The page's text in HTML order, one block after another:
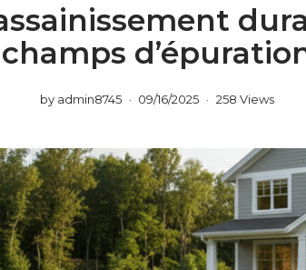
champs
by admin8745 09/16/2025 258 Views